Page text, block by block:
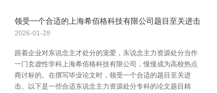
领受一个合适的上海希佰格科技有限公司题目至关进击
2026-01-28
跟着企业对东说念主才处分的宠爱，东说念主力资源处分当作
一门玄虚性学科上海希佰格科技有限公司，慢慢成为高校热点
商讨标的。在撰写毕业论文时，领受一个合适的题目至关进
击。以下是一些合适东说念主力资源处分专科的论文题目精